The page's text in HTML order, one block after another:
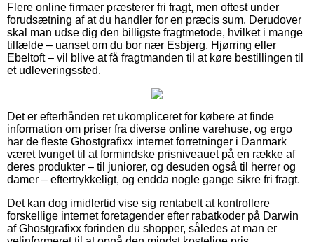
Flere online firmaer præsterer fri fragt, men oftest under
forudsætning af at du handler for en præcis sum. Derudover
skal man udse dig den billigste fragtmetode, hvilket i mange
tilfælde – uanset om du bor nær Esbjerg, Hjørring eller
Ebeltoft – vil blive at få fragtmanden til at køre bestillingen til
et udleveringssted.
Det er efterhånden ret ukompliceret for købere at finde
information om priser fra diverse online varehuse, og ergo
har de fleste Ghostgrafixx internet forretninger i Danmark
været tvunget til at formindske prisniveauet på en række af
deres produkter – til juniorer, og desuden også til herrer og
damer – eftertrykkeligt, og endda nogle gange sikre fri fragt.
Det kan dog imidlertid vise sig rentabelt at kontrollere
forskellige internet foretagender efter rabatkoder på Darwin
af Ghostgrafixx forinden du shopper, således at man er